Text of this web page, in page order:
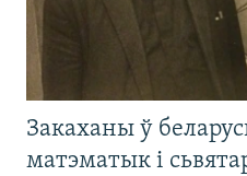
Закаханы ў
матэматык і